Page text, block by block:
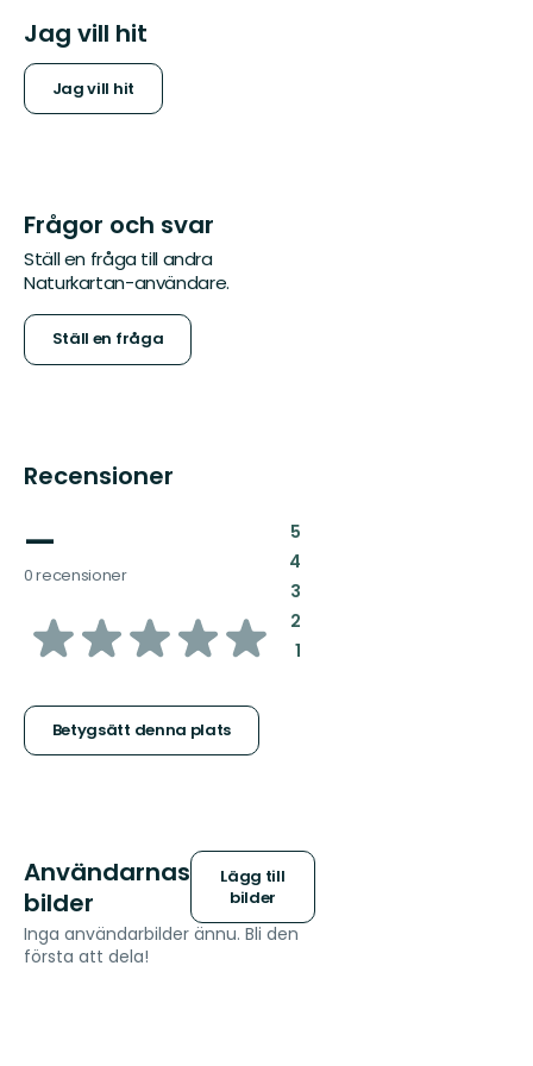
Jag vill hit
Jag vill hit
Frågor och svar
Ställ en fråga till andra
Naturkartan-användare.
Ställ en fråga
Recensioner
—
0 recensioner
av
stjärnor
Betygsätt denna plats
5:
4:
3:
2:
1:
Användarnas
bilder
Lägg till
bilder
Inga användarbilder ännu. Bli den
första att dela!